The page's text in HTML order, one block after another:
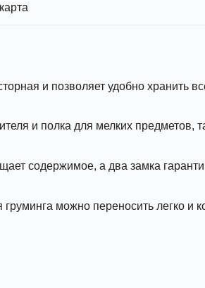
и позволяет удобно хранить
и полка для мелких предметов,
содержимое, а два замка
груминга можно переносить легко и